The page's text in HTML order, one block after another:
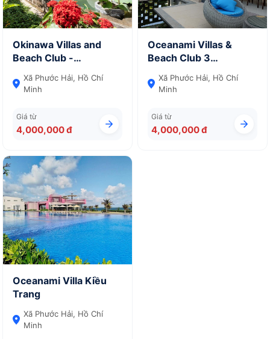
Okinawa Villas and
Beach Club -
Oceanami Resort -
Three - Bedroom Villa
Xã Phước Hải, Hồ Chí
Minh
Giá từ
4,000,000 đ
Oceanami Villas &
Beach Club 3
Bedrooms (Hữu Tín)
Xã Phước Hải, Hồ Chí
Minh
Giá từ
4,000,000 đ
Oceanami Villa Kiều
Trang
Xã Phước Hải, Hồ Chí
Minh